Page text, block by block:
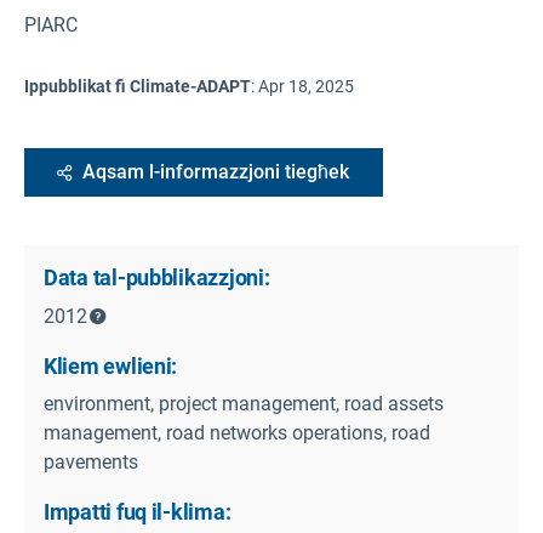
PIARC
Ippubblikat fi Climate-ADAPT:Apr 18, 2025
Aqsam l-informazzjoni tiegħek
Data tal-pubblikazzjoni:
2012
Kliem ewlieni:
environment, project management, road assets
management, road networks operations, road
pavements
Impatti fuq il-klima: